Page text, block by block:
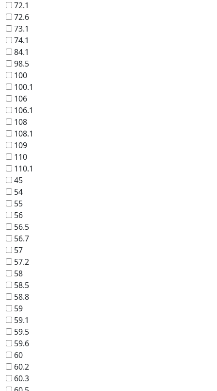
72.1
72.6
73.1
74.1
84.1
98.5
100
100.1
106
106.1
108
108.1
109
110
110.1
45
54
55
56
56.5
56.7
57
57.2
58
58.5
58.8
59
59.1
59.5
59.6
60
60.2
60.3